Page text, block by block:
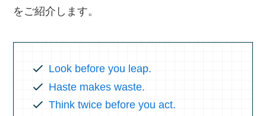
をご紹介します。
Look before you leap.
Haste makes waste.
Think twice before you act.